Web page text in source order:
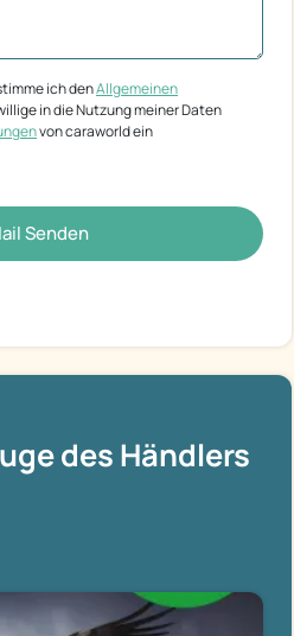
ich denAllgemeinen
in die Nutzung meiner Daten
von caraworld ein
Senden
des Händlers